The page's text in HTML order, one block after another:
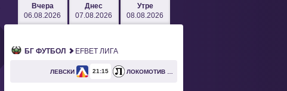
Вчера
06.08.2026
Днес
07.08.2026
Утре
08.08.2026
БГ ФУТБОЛ EFBET ЛИГА
ЛЕВСКИ 21 15